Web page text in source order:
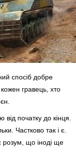
спосіб добре
гравець, хто
від початку до кінця.
Частково так і є.
розум, що іноді ще